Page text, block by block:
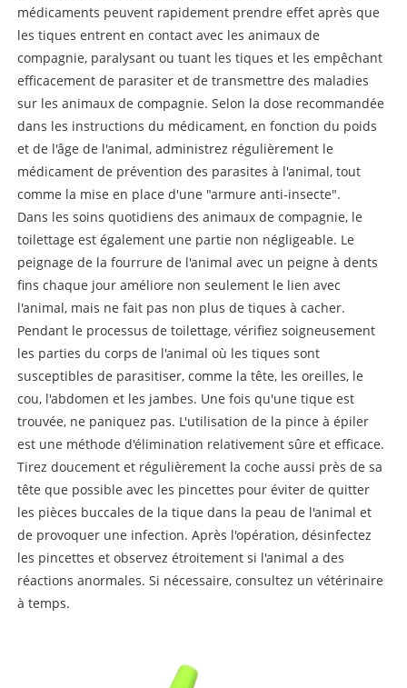
médicaments peuvent rapidement prendre effet après que
les tiques entrent en contact avec les animaux de
compagnie, paralysant ou tuant les tiques et les empêchant
efficacement de parasiter et de transmettre des maladies
sur les animaux de compagnie. Selon la dose recommandée
dans les instructions du médicament, en fonction du poids
et de l'âge de l'animal, administrez régulièrement le
médicament de prévention des parasites à l'animal, tout
comme la mise en place d'une "armure anti-insecte".
Dans les soins quotidiens des animaux de compagnie, le
toilettage est également une partie non négligeable. Le
peignage de la fourrure de l'animal avec un peigne à dents
fins chaque jour améliore non seulement le lien avec
l'animal, mais ne fait pas non plus de tiques à cacher.
Pendant le processus de toilettage, vérifiez soigneusement
les parties du corps de l'animal où les tiques sont
susceptibles de parasitiser, comme la tête, les oreilles, le
cou, l'abdomen et les jambes. Une fois qu'une tique est
trouvée, ne paniquez pas. L'utilisation de la pince à épiler
est une méthode d'élimination relativement sûre et efficace.
Tirez doucement et régulièrement la coche aussi près de sa
tête que possible avec les pincettes pour éviter de quitter
les pièces buccales de la tique dans la peau de l'animal et
de provoquer une infection. Après l'opération, désinfectez
les pincettes et observez étroitement si l'animal a des
réactions anormales. Si nécessaire, consultez un vétérinaire
à temps.